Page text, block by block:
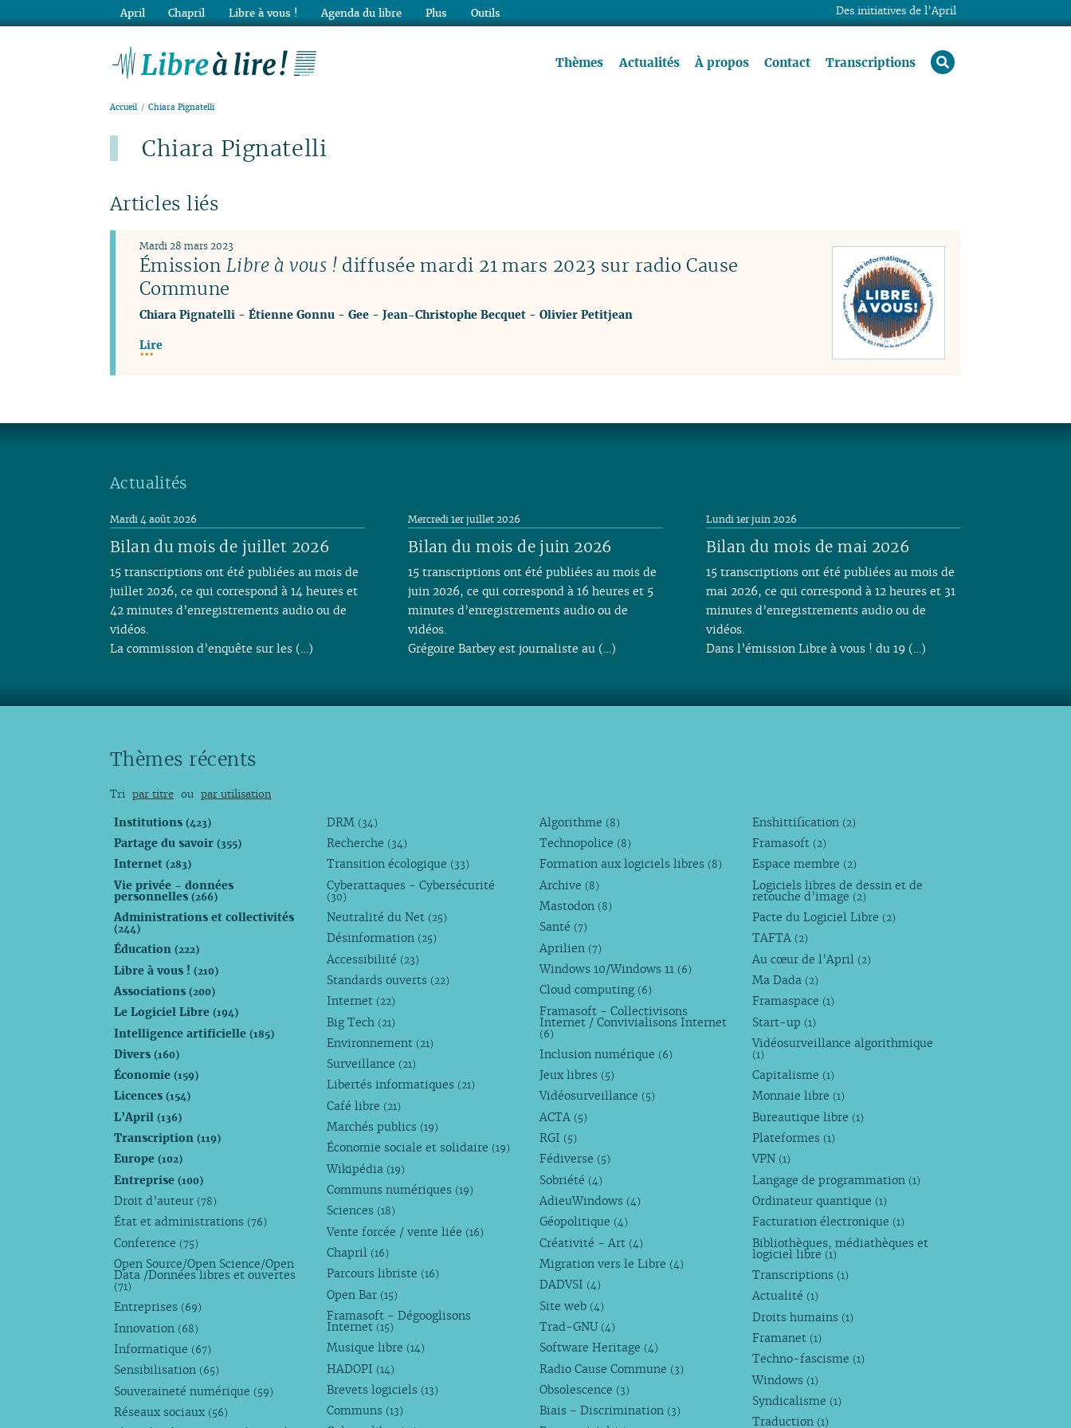
Thèmes Actualités À propos Contact Transcriptions rechercher
Accueil Chiara Pignatelli
Chiara Pignatelli
Articles liés
Émission Libre à vous !diffusée mardi 21 mars 2023 sur radio Cause
Commune
Mardi 28 mars 2023
Chiara Pignatelli- Étienne Gonnu- Gee- Jean-Christophe Becquet- Olivier Petitjean
Lire
Actualités
Bilan du mois de juillet 2026
Mardi 4 août 2026
15 transcriptions ont été publiées au mois de
juillet 2026, ce qui correspond à 14 heures et
42 minutes d’enregistrements audio ou de
vidéos.
La commission d’enquête sur les (…)
Bilan du mois de juin 2026
Mercredi 1er juillet 2026
15 transcriptions ont été publiées au mois de
juin 2026, ce qui correspond à 16 heures et 5
minutes d’enregistrements audio ou de
vidéos.
Grégoire Barbey est journaliste au (…)
Bilan du mois de mai 2026
Lundi 1er juin 2026
15 transcriptions ont été publiées au mois de
mai 2026, ce qui correspond à 12 heures et 31
minutes d’enregistrements audio ou de
vidéos.
Dans l’émission Libre à vous ! du 19 (…)
Thèmes récents
Tri par titre ou par utilisation
Institutions(423)
Partage du savoir(355)
Internet(283)
Vie privée - données
personnelles(266)
Administrations et collectivités
(244)
Éducation(222)
Libre à vous !(210)
Associations(200)
Le Logiciel Libre(194)
Intelligence artificielle(185)
Divers(160)
Économie(159)
Licences(154)
L’April(136)
Transcription(119)
Europe(102)
Entreprise(100)
Droit d’auteur (78)
État et administrations (76)
Conference (75)
Open Source/Open Science/Open
Data /Données libres et ouvertes
(71)
Entreprises (69)
Innovation (68)
Informatique (67)
Sensibilisation (65)
Souveraineté numérique (59)
Réseaux sociaux (56)
DRM (34)
Recherche (34)
Transition écologique (33)
Cyberattaques - Cybersécurité
(30)
Neutralité du Net (25)
Désinformation (25)
Accessibilité (23)
Standards ouverts (22)
Internet (22)
Big Tech (21)
Environnement (21)
Surveillance (21)
Libertés informatiques (21)
Café libre (21)
Marchés publics (19)
Économie sociale et solidaire (19)
Wikipédia (19)
Communs numériques (19)
Sciences (18)
Vente forcée / vente liée (16)
Chapril (16)
Parcours libriste (16)
Open Bar (15)
Framasoft - Dégooglisons
Internet (15)
Musique libre (14)
HADOPI (14)
Brevets logiciels (13)
Communs (13)
Algorithme (8)
Technopolice (8)
Formation aux logiciels libres (8)
Archive (8)
Mastodon (8)
Santé (7)
Aprilien (7)
Windows 10/Windows 11 (6)
Cloud computing (6)
Framasoft - Collectivisons
Internet / Convivialisons Internet
(6)
Inclusion numérique (6)
Jeux libres (5)
Vidéosurveillance (5)
ACTA (5)
RGI (5)
Fédiverse (5)
Sobriété (4)
AdieuWindows (4)
Géopolitique (4)
Créativité - Art (4)
Migration vers le Libre (4)
DADVSI (4)
Site web (4)
Trad-GNU (4)
Software Heritage (4)
Radio Cause Commune (3)
Obsolescence (3)
Biais - Discrimination (3)
Enshittification (2)
Framasoft (2)
Espace membre (2)
Logiciels libres de dessin et de
retouche d’image (2)
Pacte du Logiciel Libre (2)
TAFTA (2)
Au cœur de l’April (2)
Ma Dada (2)
Framaspace (1)
Start-up (1)
Vidéosurveillance algorithmique
(1)
Capitalisme (1)
Monnaie libre (1)
Bureautique libre (1)
Plateformes (1)
VPN (1)
Langage de programmation (1)
Ordinateur quantique (1)
Facturation électronique (1)
Bibliothèques, médiathèques et
logiciel libre (1)
Transcriptions (1)
Actualité (1)
Droits humains (1)
Framanet (1)
Techno-fascisme (1)
Windows (1)
Syndicalisme (1)
Traduction (1)
Des initiatives de l’April
April Chapril Libre à vous ! Agenda du libre Plus Outils